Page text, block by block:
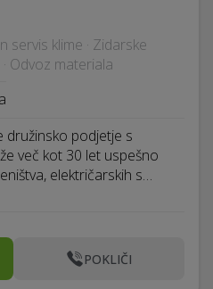
servis klime · Zidarske
Odvoz materiala
družinsko podjetje s
več kot 30 let uspešno
električarskih s…
POKLIČI